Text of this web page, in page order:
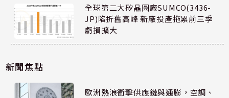
全球第二大矽晶圓廠SUMCO(3436-
JP)陷折舊高峰 新廠投產拖累前三季
虧損擴大
新聞焦點
歐洲熱浪衝擊供應鏈與通膨，空調、